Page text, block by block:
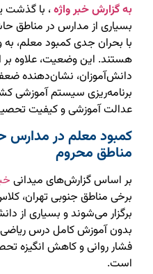
به گزارش خبر واژه
بسیاری از مدارس در مناطق
با بحران جدی کمبود معلم، به
هستند. این وضعیت، علاوه بر
دانش‌آموزان، نشان‌دهنده
برنامه‌ریزی سیستم آموزشی
عدالت آموزشی و کیفیت تحصیل
کمبود معلم در مدارس
مناطق محروم
بر اساس گزارش‌های میدانی
برخی مناطق جنوبی تهران،
برگزار می‌شوند و بسیاری از
بدون آموزش کامل درس
فشار روانی و کاهش انگیزه
است.